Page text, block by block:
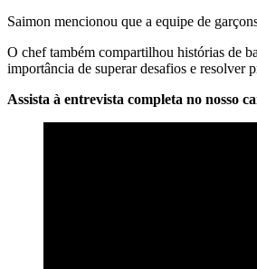
Saimon mencionou que a equipe de
O chef também compartilhou histórias de
importância de superar desafios e resolver
Assista à entrevista completa no nosso